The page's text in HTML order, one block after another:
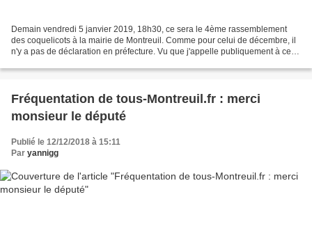
Demain vendredi 5 janvier 2019, 18h30, ce sera le 4ème rassemblement
des coquelicots à la mairie de Montreuil. Comme pour celui de décembre, il
n'y a pas de déclaration en préfecture. Vu que j'appelle publiquement à ce
Fréquentation de tous-Montreuil.fr : merci
monsieur le député
Publié le 12/12/2018 à 15:11
Par yannigg